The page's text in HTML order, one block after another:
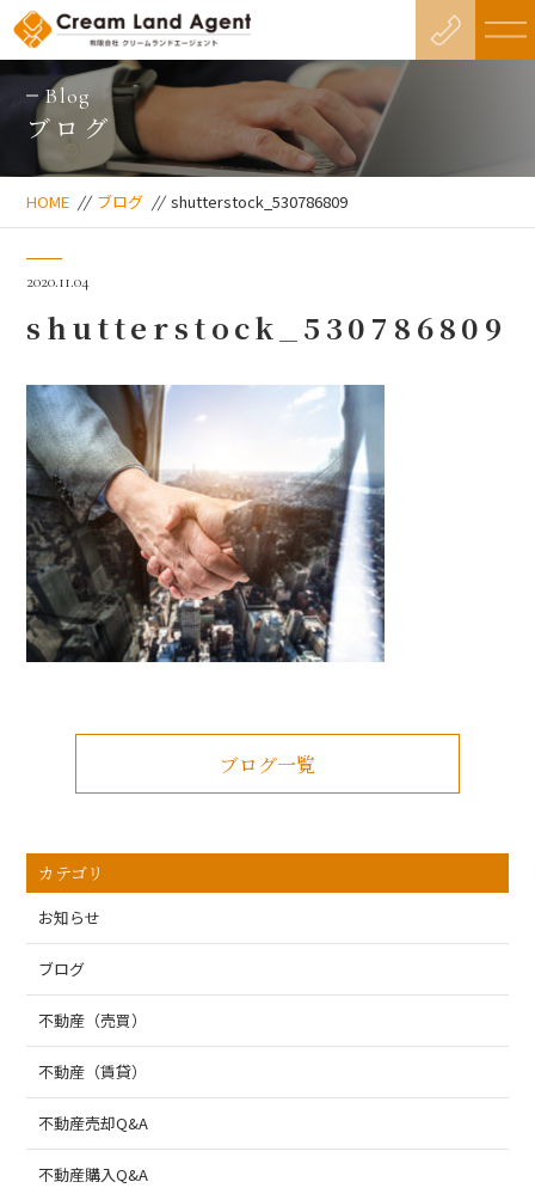
Blog
ブログ
HOME // ブログ // shutterstock_530786809
2020.11.04
shutterstock_530786809
ブログ一覧
カテゴリ
お知らせ
ブログ
不動産（売買）
不動産（賃貸）
不動産売却Q&A
不動産購入Q&A